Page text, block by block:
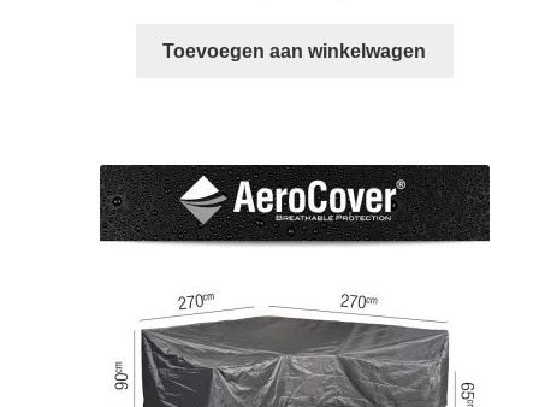
was:
is:
Toevoegen aan winkelwagen